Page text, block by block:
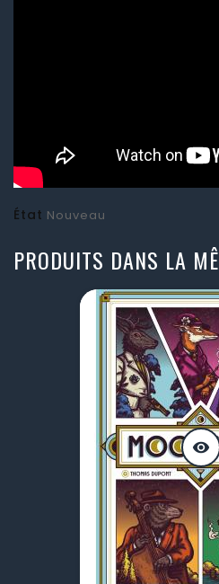
État Nouveau
PRODUITS DANS LA
visibility